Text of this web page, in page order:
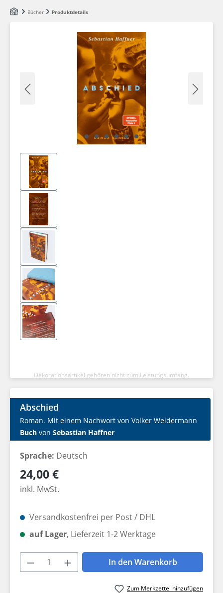
Zum Hauptinhalt springen
Bücher Produktdetails
Dekorationsartikel gehören nicht zum Leistungsumfang.
Abschied
Roman. Mit einem Nachwort von Volker Weidermann
Buch von Sebastian Haffner
Sprache: Deutsch
Regulärer Preis:
24,00 €
inkl. MwSt.
Versandkostenfrei per Post / DHL
auf Lager, Lieferzeit 1-2 Werktage
Produkt Anzahl: Gib den
In den Warenkorb
Zum Merkzettel hinzufügen